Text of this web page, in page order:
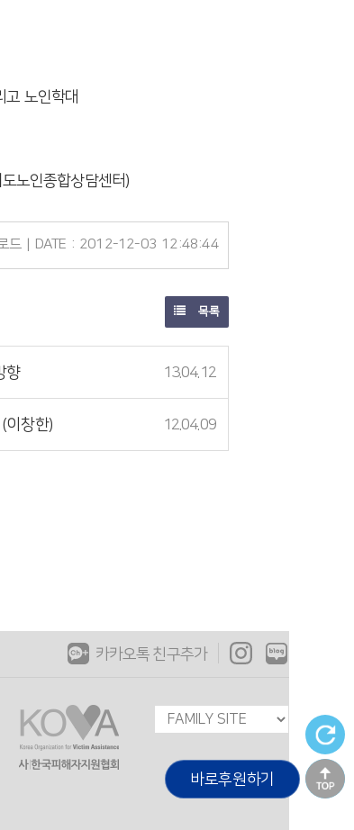
노인학대
노인종합상담센터)
드 | DATE : 2012-12-03 12:48:44
목록
향 13.04.12
이창한) 12.04.09
바로후원하기
카카오톡 친구추가